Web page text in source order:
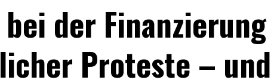
der Finanzierung
Proteste – und